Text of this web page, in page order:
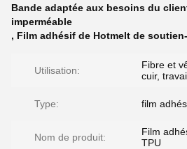
Bande adaptée aux besoins du
imperméable
, Film adhésif de Hotmelt de
Utilisation:
Fibre et
cuir,
Type: film
Nom de produit:
Film
TPU